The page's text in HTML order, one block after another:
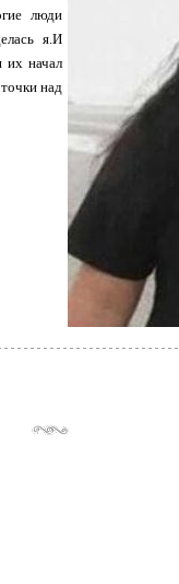
люди
я.И
их начал
над